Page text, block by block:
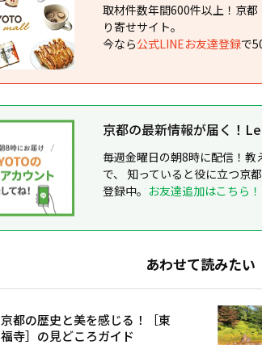
取材件数年間600件以上！京
り寄せサイト。
今なら公式LINEお友達登録で
京都の最新情報が届く！
毎週金曜日の朝8時に配信！
で、 知っていると役に立つ京
登録中。 お友達追加はこちら！
あわせて読みたい
京都の歴史と美を感じる！［東
福寺］の見どころガイド